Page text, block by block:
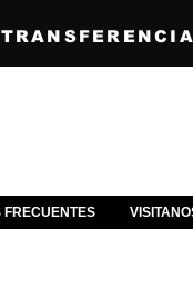
FRECUENTES